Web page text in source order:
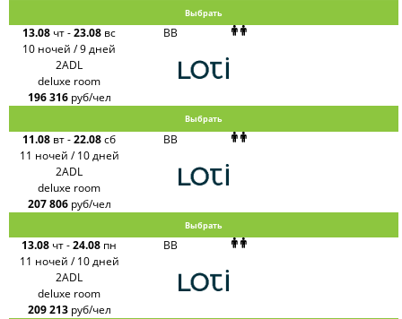
Выбрать
13.08 чт-23.08 вс
10 ночей / 9 дней
BB
2ADL
deluxe room
196 316 руб/чел
Выбрать
11.08 вт-22.08сб
11 ночей / 10 дней
BB
2ADL
deluxe room
207 806 руб/чел
Выбрать
13.08 чт-24.08 пн
11 ночей / 10 дней
BB
2ADL
deluxe room
209 213 руб/чел